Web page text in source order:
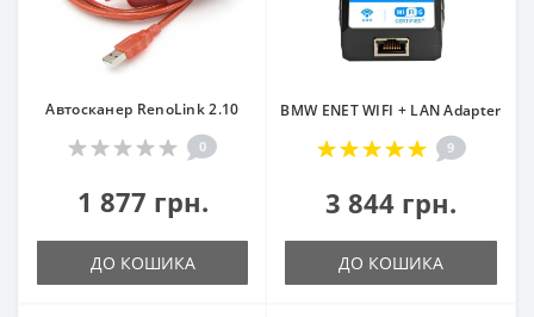
Автосканер RenoLink 2.10
0
1 877 грн.
ДО КОШИКА
BMW ENET WIFI + LAN Adapter
9
3 844 грн.
ДО КОШИКА